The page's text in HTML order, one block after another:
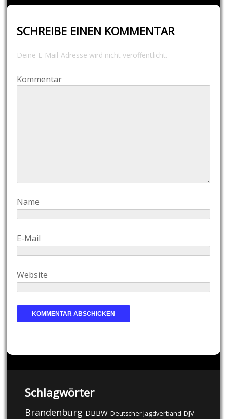
SCHREIBE EINEN KOMMENTAR
Deine E-Mail-Adresse wird nicht veröffentlicht.
Kommentar
Name
E-Mail
Website
Schlagwörter
Brandenburg DBBW Deutscher Jagdverband DJV